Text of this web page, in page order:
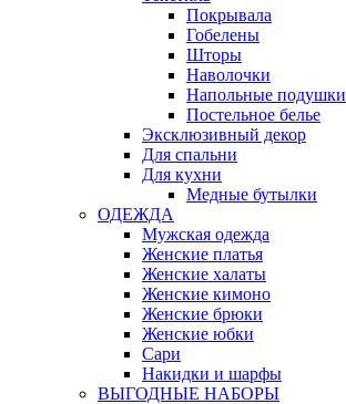
Покрывала
Гобелены
Шторы
Наволочки
Напольные подушки
Постельное белье
Эксклюзивный декор
Для спальни
Для кухни
Медные бутылки
ОДЕЖДА
Мужская одежда
Женские платья
Женские халаты
Женские кимоно
Женские брюки
Женские юбки
Сари
Накидки и шарфы
ВЫГОДНЫЕ НАБОРЫ